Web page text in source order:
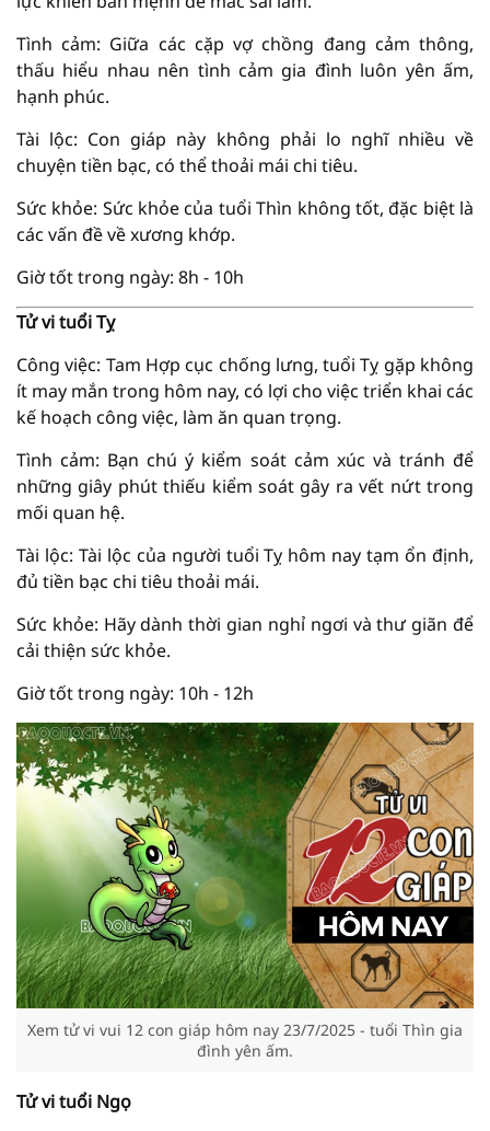
Tình cảm: Giữa các cặp vợ chồng đang cảm thông,
thấu hiểu nhau nên tình cảm gia đình luôn yên ấm,
hạnh phúc.
Tài lộc: Con giáp này không phải lo nghĩ nhiều về
chuyện tiền bạc, có thể thoải mái chi tiêu.
Sức khỏe: Sức khỏe của tuổi Thìn không tốt, đặc biệt là
các vấn đề về xương khớp.
Giờ tốt trong ngày: 8h - 10h
Tử vi tuổi Tỵ
Công việc: Tam Hợp cục chống lưng, tuổi Tỵ gặp không
ít may mắn trong hôm nay, có lợi cho việc triển khai các
kế hoạch công việc, làm ăn quan trọng.
Tình cảm: Bạn chú ý kiểm soát cảm xúc và tránh để
những giây phút thiếu kiểm soát gây ra vết nứt trong
mối quan hệ.
Tài lộc: Tài lộc của người tuổi Tỵ hôm nay tạm ổn định,
đủ tiền bạc chi tiêu thoải mái.
Sức khỏe: Hãy dành thời gian nghỉ ngơi và thư giãn để
cải thiện sức khỏe.
Giờ tốt trong ngày: 10h - 12h
Xem tử vi vui 12 con giáp hôm nay 23/7/2025 - tuổi Thìn gia
đình yên ấm.
Tử vi tuổi Ngọ